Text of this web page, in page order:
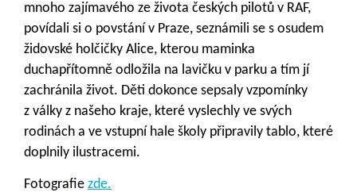
mnoho zajímavého ze života českých pilotů v RAF,
povídali si o povstání v Praze, seznámili se s osudem
židovské holčičky Alice, kterou maminka
duchapřítomně odložila na lavičku v parku a tím jí
zachránila život. Děti dokonce sepsaly vzpomínky
z války z našeho kraje, které vyslechly ve svých
rodinách a ve vstupní hale školy připravily tablo, které
doplnily ilustracemi.
Fotografie zde.